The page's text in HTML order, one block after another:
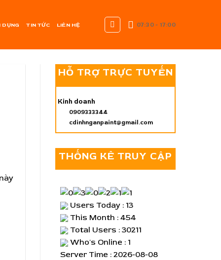
DỤNG TIN TỨC LIÊN HỆ 07:30 - 17:00
HỖ TRỢ TRỰC TUYẾN
Kinh doanh
0909333344
cdinhnganpaint@gmail.com
THỐNG KÊ TRUY CẬP
Users Today : 13
This Month : 454
Total Users : 30211
Who's Online : 1
Server Time : 2026-08-08